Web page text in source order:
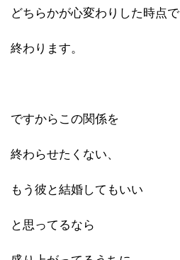
どちらかが心変わりした時点で
終わります。
ですからこの関係を
終わらせたくない、
もう彼と結婚してもいい
と思ってるなら